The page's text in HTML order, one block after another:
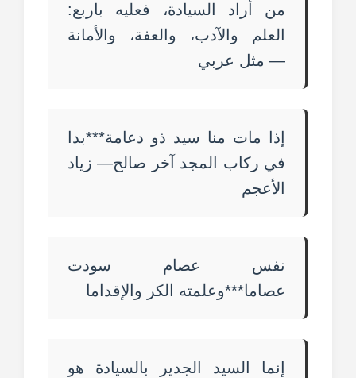
من أراد السيادة، فعليه باربع:
العلم والآدب، والعفة، والأمانة
— مثل عربي
إذا مات منا سيد ذو دعامة***بدا
في ركاب المجد آخر صالح— زياد
الأعجم
نفس عصام سودت
عصاما***وعلمته الكر والإقداما
إنما السيد الجدير بالسيادة هو